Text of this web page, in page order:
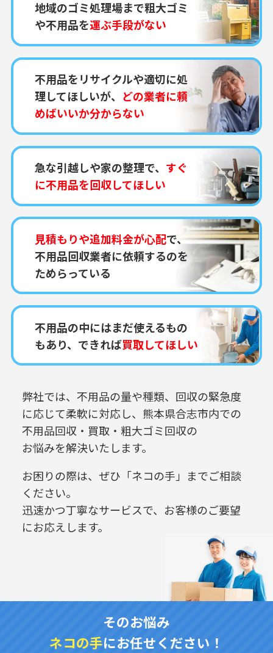
地域のゴミ処理場まで粗大ゴミ
や不用品を運ぶ手段がない
不用品をリサイクルや適切に処
理してほしいが、 どの業者に頼
めばいいか分からない
急な引越しや家の整理で、 すぐ
に不用品を回収してほしい
見積もりや追加料金が心配で、
不用品回収業者に依頼するのを
ためらっている
不用品の中にはまだ使えるもの
もあり、できれば買取してほしい
弊社では、不用品の量や種類、回収の緊急度
に応じて柔軟に対応し、 熊本県合志市内での
不用品回収・買取・粗大ゴミ回収の
お悩みを解決いたします。
お困りの際は、ぜひ「ネコの手」までご相談
ください。
迅速かつ丁寧なサービスで、お客様のご要望
にお応えします。
そのお悩み
ネコの手にお任せください！